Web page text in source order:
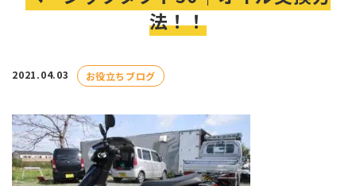
法！！
2021.04.03 お役立ちブログ